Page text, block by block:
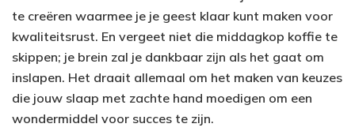
te creëren waarmee je je geest klaar kunt maken voor
kwaliteitsrust. En vergeet niet die middagkop koffie te
skippen; je brein zal je dankbaar zijn als het gaat om
inslapen. Het draait allemaal om het maken van keuzes
die jouw slaap met zachte hand moedigen om een
wondermiddel voor succes te zijn.